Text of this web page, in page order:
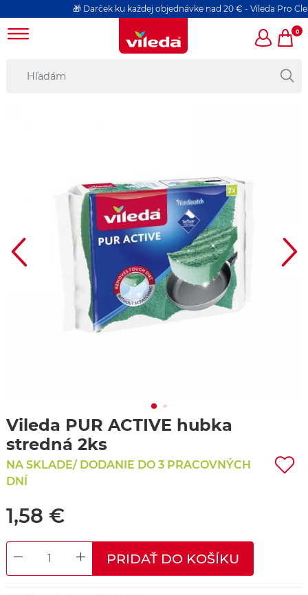
🎁 Darček ku každej objednávke nad 20 € - Vileda Pro Clean
0
Vileda PUR ACTIVE hubka
stredná 2ks
NA SKLADE/ DODANIE DO 3 PRACOVNÝCH
DNÍ
1,58 €
DECREASE QUANTITYINCREASE QUANTITY
PRIDAŤ DO KOŠÍKU